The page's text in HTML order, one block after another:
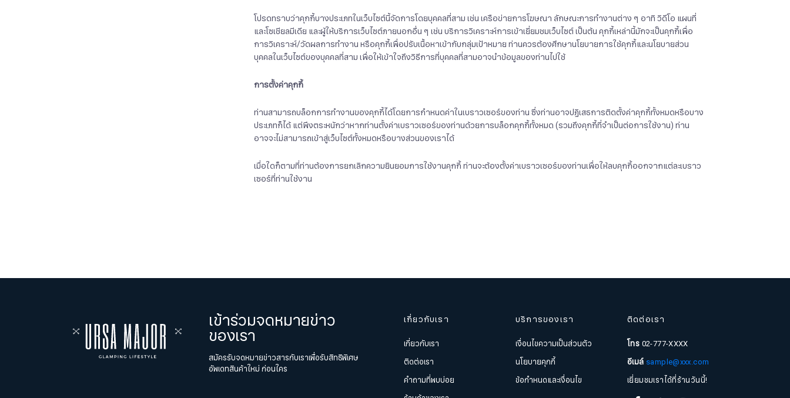
โปรดทราบว่าคุกกี้บางประเภทในเว็บไซต์นี้จัดการโดยบุคคลที่สาม เช่น เครือข่ายการโฆษณา ลักษณะการทำงานต่าง ๆ อาทิ วิดีโอ แผนที่
และโซเชียลมีเดีย และผู้ให้บริการเว็บไซต์ภายนอกอื่น ๆ เช่น บริการวิเคราะห์การเข้าเยี่ยมชมเว็บไซต์ เป็นต้น คุกกี้เหล่านี้มักจะเป็นคุกกี้เพื่อ
การวิเคราะห์/วัดผลการทำงาน หรือคุกกี้เพื่อปรับเนื้อหาเข้ากับกลุ่มเป้าหมาย ท่านควรต้องศึกษานโยบายการใช้คุกกี้และนโยบายส่วน
บุคคลในเว็บไซต์ของบุคคลที่สาม เพื่อให้เข้าใจถึงวิธีการที่บุคคลที่สามอาจนำข้อมูลของท่านไปใช้
การตั้งค่าคุกกี้
ท่านสามารถบล็อกการทำงานของคุกกี้ได้โดยการกำหนดค่าในเบราวเซอร์ของท่าน ซึ่งท่านอาจปฏิเสธการติดตั้งค่าคุกกี้ทั้งหมดหรือบาง
ประเภทก็ได้ แต่พึงตระหนักว่าหากท่านตั้งค่าเบราวเซอร์ของท่านด้วยการบล็อกคุกกี้ทั้งหมด (รวมถึงคุกกี้ที่จำเป็นต่อการใช้งาน) ท่าน
อาจจะไม่สามารถเข้าสู่เว็บไซต์ทั้งหมดหรือบางส่วนของเราได้
เมื่อใดก็ตามที่ท่านต้องการยกเลิกความยินยอมการใช้งานคุกกี้ ท่านจะต้องตั้งค่าเบราวเซอร์ของท่านเพื่อให้ลบคุกกี้ออกจากแต่ละเบราว
เซอร์ที่ท่านใช้งาน
เข้าร่วมจดหมายข่าว
ของเรา
สมัครรับจดหมายข่าวสารกับเราเพื่อรับสิทธิพิเศษ
อัพเดทสินค้าใหม่ ก่อนใคร
เกี่ยวกับเรา
เกี่ยวกับเรา
ติดต่อเรา
คำถามที่พบบ่อย
บริการของเรา
เงื่อนไขความเป็นส่วนตัว
นโยบายคุกกี้
ข้อกำหนดและเงื่อนไข
ติดต่อเรา
โทร 02-777-XXXX
อีเมล์ sample@xxx.com
เยี่ยมชมเราได้ที่ร้านวันนี้!
สมัครรับจดหมายข่าว